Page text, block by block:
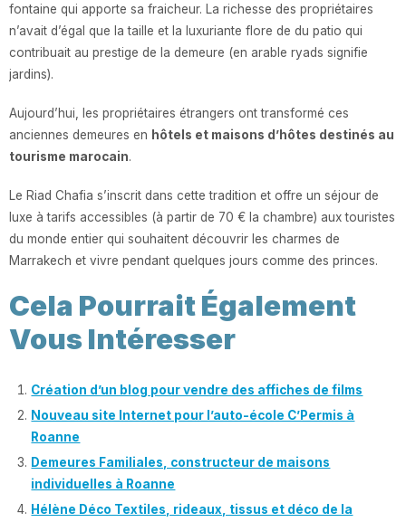
fontaine qui apporte sa fraicheur. La richesse des propriétaires
n’avait d’égal que la taille et la luxuriante flore de du patio qui
contribuait au prestige de la demeure (en arable ryads signifie
jardins).
Aujourd’hui, les propriétaires étrangers ont transformé ces
anciennes demeures en hôtels et maisons d’hôtes destinés au
tourisme marocain.
Le Riad Chafia s’inscrit dans cette tradition et offre un séjour de
luxe à tarifs accessibles (à partir de 70 € la chambre) aux touristes
du monde entier qui souhaitent découvrir les charmes de
Marrakech et vivre pendant quelques jours comme des princes.
Cela Pourrait Également
Vous Intéresser
Création d’un blog pour vendre des affiches de films
Nouveau site Internet pour l’auto-école C’Permis à
Roanne
Demeures Familiales, constructeur de maisons
individuelles à Roanne
Hélène Déco Textiles, rideaux, tissus et déco de la